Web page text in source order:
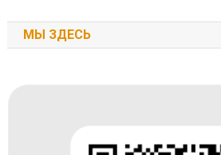
МЫ ЗДЕСЬ